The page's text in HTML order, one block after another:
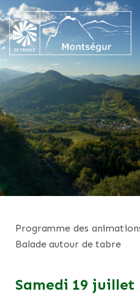
programme des
balade autour de tabre
samedi 19 juillet